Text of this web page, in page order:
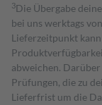
3Die Übergabe
bei uns werktags
Lieferzeitpunkt
abweichen.
Prüfungen, die zu
Lieferfrist um die